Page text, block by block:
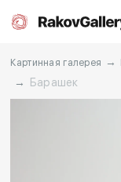
Картинная галерея →
→ Барашек